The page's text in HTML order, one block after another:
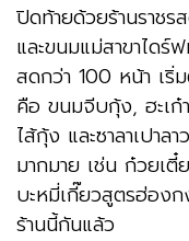
ปิดท้ายด้วยร้านราชร
และขนมแม่สาขาไดร์
สดกว่า 100 หน้า เริ่
คือ ขนมจีบกุ้ง, ฮะเก๋
ไส้กุ้ง และซาลาเปาล
มากมาย เช่น ก๋วยเ
บะหมี่เกี๊ยวสูตรฮ่อง
ร้านนี้กันแล้ว